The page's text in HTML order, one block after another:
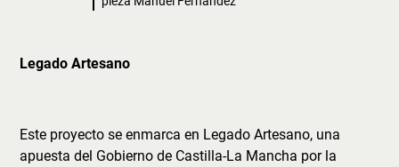
Legado Artesano
Este proyecto se enmarca en Legado Artesano, una
apuesta del Gobierno de Castilla-La Mancha por la